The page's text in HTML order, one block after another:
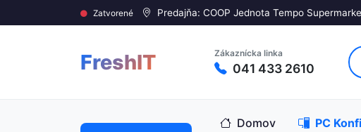
Zatvorené Predajňa: COOP Jednota Tempo
FreshIT Zákaznícka linka
041 433 2610
Domov PC